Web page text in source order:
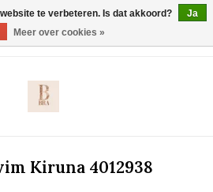
Kiruna 4012938
te verbeteren. Is dat akkoord?
Ja
Meer over cookies »
met EU maten. .